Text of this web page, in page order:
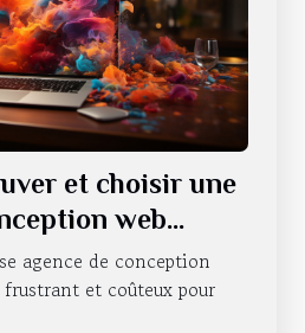
et choisir une
web
?
agence de conception
frustrant et coûteux pour